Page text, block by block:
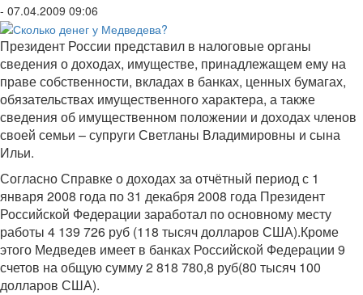
- 07.04.2009 09:06
Президент России представил в налоговые органы
сведения о доходах, имуществе, принадлежащем ему на
праве собственности, вкладах в банках, ценных бумагах,
обязательствах имущественного характера, а также
сведения об имущественном положении и доходах членов
своей семьи – супруги Светланы Владимировны и сына
Ильи.
Согласно Справке о доходах за отчётный период с 1
января 2008 года по 31 декабря 2008 года Президент
Российской Федерации заработал по основному месту
работы 4 139 726 руб (118 тысяч долларов США).Кроме
этого Медведев имеет в банках Российской Федерации 9
счетов на общую сумму 2 818 780,8 руб(80 тысяч 100
долларов США).